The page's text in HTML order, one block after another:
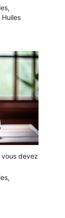
,
Huiles
devez
,